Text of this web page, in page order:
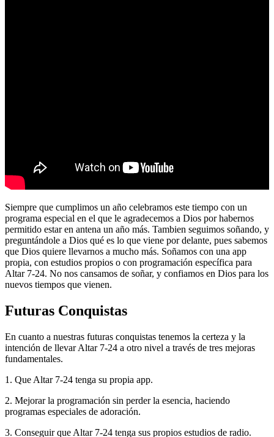
Siempre que cumplimos un año celebramos este tiempo con un
programa especial en el que le agradecemos a Dios por habernos
permitido estar en antena un año más. Tambien seguimos soñando, y
preguntándole a Dios qué es lo que viene por delante, pues sabemos
que Dios quiere llevarnos a mucho más. Soñamos con una app
propia, con estudios propios o con programación específica para
Altar 7-24. No nos cansamos de soñar, y confiamos en Dios para los
nuevos tiempos que vienen.
Futuras Conquistas
En cuanto a nuestras futuras conquistas tenemos la certeza y la
intención de llevar Altar 7-24 a otro nivel a través de tres mejoras
fundamentales.
1. Que Altar 7-24 tenga su propia app.
2. Mejorar la programación sin perder la esencia, haciendo
programas especiales de adoración.
3. Conseguir que Altar 7-24 tenga sus propios estudios de radio.